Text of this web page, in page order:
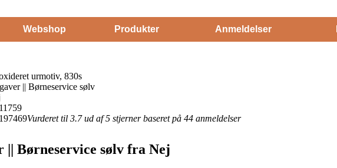
Webshop Produkter Anmeldelser
urmotiv, 830s
|| Børneservice sølv
11759
Vurderet til 3.7 ud af 5 stjerner baseret på 44 anmeldelser
|| Børneservice sølv fra Nej